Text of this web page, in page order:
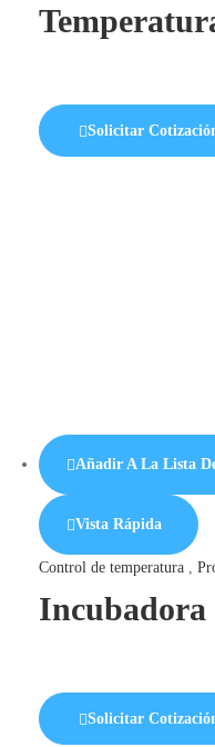
Solicitar
Añadir A La Lista
Vista Rápida
Control de temperatura,
Incubadora
Solicitar